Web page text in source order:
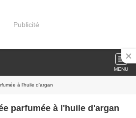
Publicité
MENU
à l'huile d'argan
parfumée à l'huile d'argan